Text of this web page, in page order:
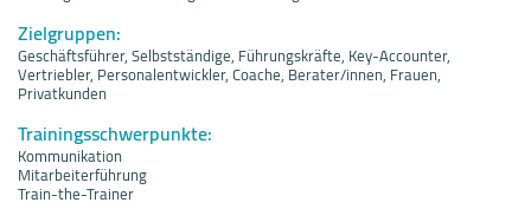
Zielgruppen:
Geschäftsführer, Selbstständige, Führungskräfte, Key-Accounter,
Vertriebler, Personalentwickler, Coache, Berater/innen, Frauen,
Privatkunden
Trainingsschwerpunkte:
Kommunikation
Mitarbeiterführung
Train-the-Trainer